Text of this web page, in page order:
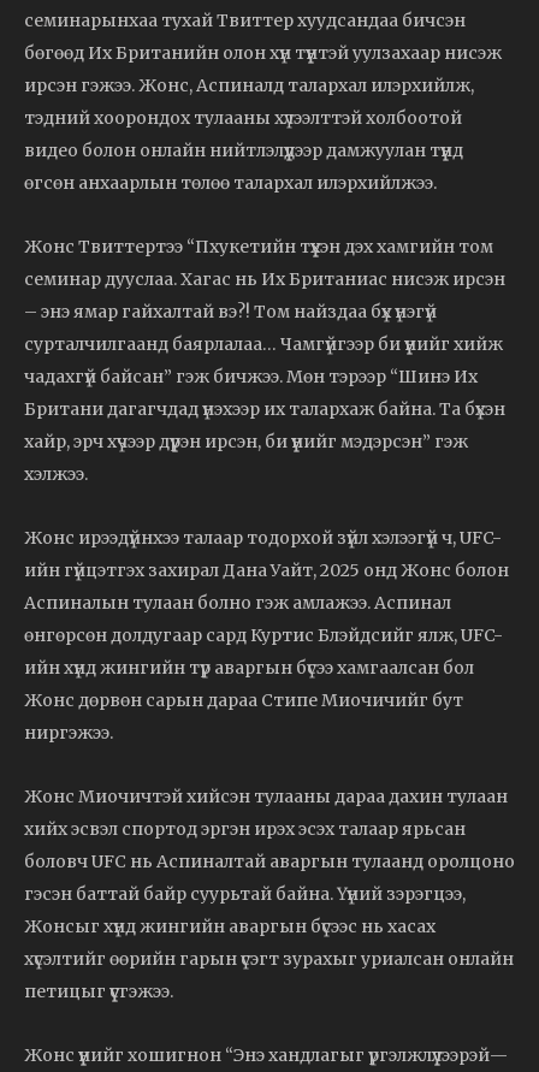
семинарынхаа тухай Твиттер хуудсандаа бичсэн
бөгөөд Их Британийн олон хүн түүнтэй уулзахаар нисэж
ирсэн гэжээ. Жонс, Аспиналд талархал илэрхийлж,
тэдний хоорондох тулааны хүлээлттэй холбоотой
видео болон онлайн нийтлэлүүдээр дамжуулан түүнд
өгсөн анхаарлын төлөө талархал илэрхийлжээ.
Жонс Твиттертээ “Пхукетийн түүхэн дэх хамгийн том
семинар дууслаа. Хагас нь Их Британиас нисэж ирсэн
– энэ ямар гайхалтай вэ?! Том найздаа бүх үнэгүй
сурталчилгаанд баярлалаа… Чамгүйгээр би үүнийг хийж
чадахгүй байсан” гэж бичжээ. Мөн тэрээр “Шинэ Их
Британи дагагчдад үнэхээр их талархаж байна. Та бүхэн
хайр, эрч хүчээр дүүрэн ирсэн, би үүнийг мэдэрсэн” гэж
хэлжээ.
Жонс ирээдүйнхээ талаар тодорхой зүйл хэлээгүй ч, UFC-
ийн гүйцэтгэх захирал Дана Уайт, 2025 онд Жонс болон
Аспиналын тулаан болно гэж амлажээ. Аспинал
өнгөрсөн долдугаар сард Куртис Блэйдсийг ялж, UFC-
ийн хүнд жингийн түр аваргын бүсээ хамгаалсан бол
Жонс дөрвөн сарын дараа Стипе Миочичийг бут
ниргэжээ.
Жонс Миочичтэй хийсэн тулааны дараа дахин тулаан
хийх эсвэл спортод эргэн ирэх эсэх талаар ярьсан
боловч UFC нь Аспиналтай аваргын тулаанд оролцоно
гэсэн баттай байр суурьтай байна. Үүний зэрэгцээ,
Жонсыг хүнд жингийн аваргын бүсээс нь хасах
хүсэлтийг өөрийн гарын үсэгт зурахыг уриалсан онлайн
петицыг үүсгэжээ.
Жонс үүнийг хошигнон “Энэ хандлагыг үргэлжлүүлээрэй—